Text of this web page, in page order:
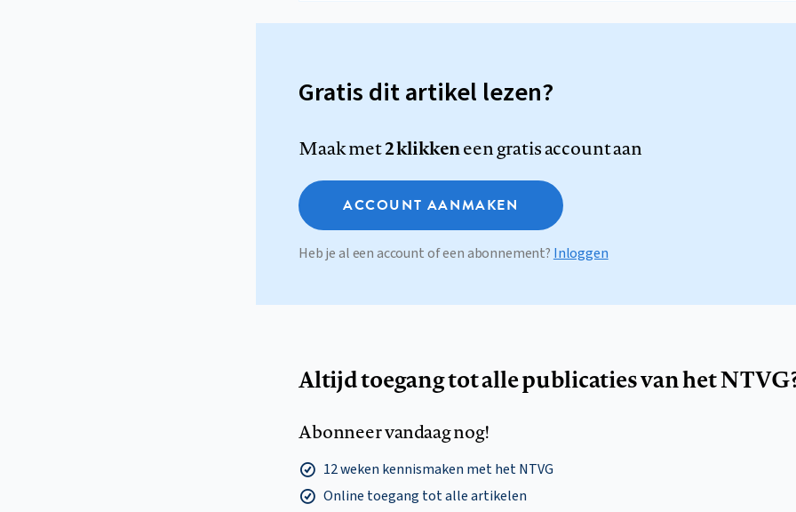
Gratis dit artikel lezen?
Maak met2 klikkeneen gratis account aan
ACCOUNT AANMAKEN
Heb je al een account of een abonnement? Inloggen
Altijd toegang tot alle publicaties van het
Abonneer vandaag nog!
12 weken kennismaken met het NTVG
Online toegang tot alle artikelen